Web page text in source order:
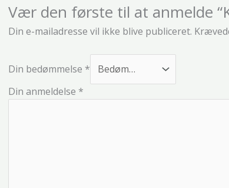
Vær den første til at anmelde
Din e-mailadresse vil ikke blive publiceret.
Din bedømmelse *
Din anmeldelse *